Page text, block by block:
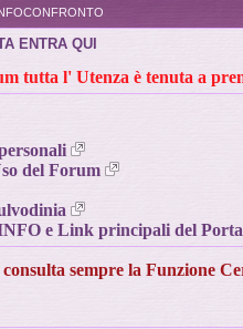
ENTRA QUI
tutta l' Utenza è tenuta a
del Forum
e Link principali del
consulta sempre la Funzione